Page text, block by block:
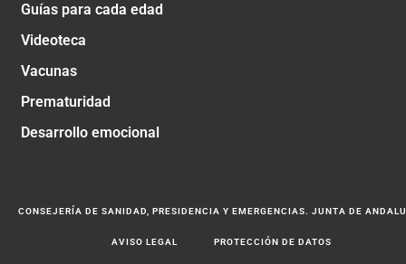
Guías para cada edad
Videoteca
Vacunas
Prematuridad
Desarrollo emocional
CONSEJERÍA DE SANIDAD, PRESIDENCIA Y EMERGENCIAS. JUNTA DE
AVISO LEGAL PROTECCIÓN DE DATOS